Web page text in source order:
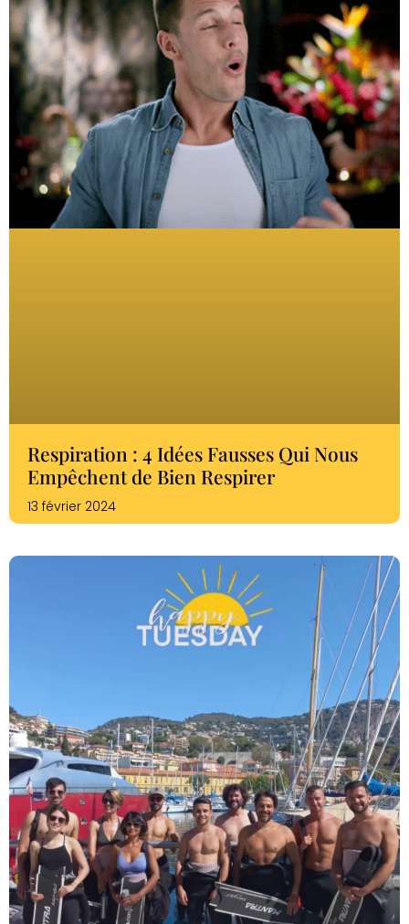
Respiration : 4 Idées Fausses Qui Nous
Empêchent de Bien Respirer
13 février 2024